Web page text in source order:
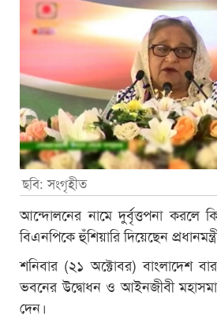
ছবি: সংগৃহীত
আন্দোলনের নামে দুর্বৃত্তপনা করলে
বিএনপিকে হুঁশিয়ারি দিয়েছেন
শনিবার (২১ অক্টোবর) বাংলাদেশ
ভবনের উদ্বোধন ও আইনজীবী
দেন।